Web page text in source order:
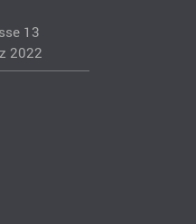
13
2022